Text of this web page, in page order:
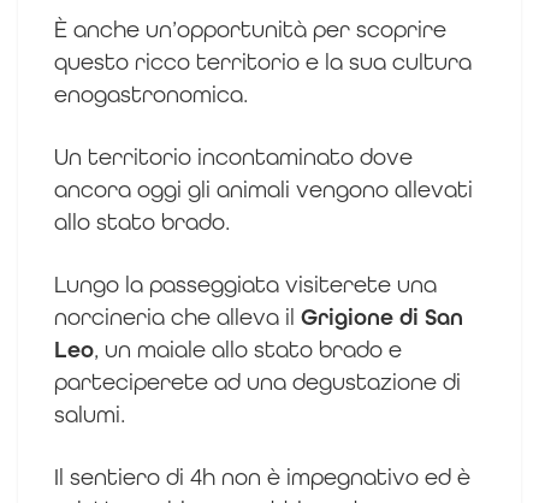
È anche un’opportunità per scoprire
questo ricco territorio e la sua cultura
enogastronomica.
Un territorio incontaminato dove
ancora oggi gli animali vengono allevati
allo stato brado.
Lungo la passeggiata visiterete una
norcineria che alleva il Grigione di San
Leo, un maiale allo stato brado e
parteciperete ad una degustazione di
salumi.
Il sentiero di 4h non è impegnativo ed è